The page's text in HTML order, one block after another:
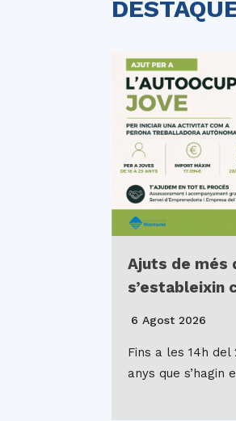
Ajuts de més
s’estableixin
6 Agost 2026
Fins a les 14h del
anys que